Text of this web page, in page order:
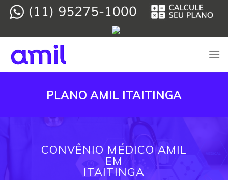
Skip
PLANO AMIL ITAITINGA
CONVÊNIO MÉDICO AMIL
EM
ITAITINGA